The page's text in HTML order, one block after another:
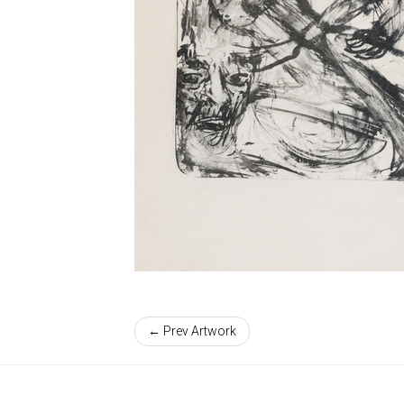
← Prev Artwork